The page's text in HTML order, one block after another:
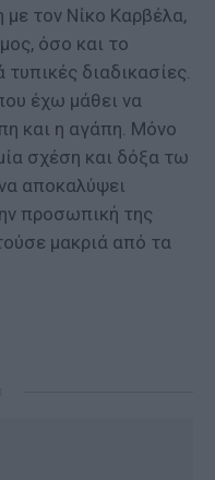
με τον Νίκο Καρβέλα,
όσο και το
διαδικασίες.
έχω μάθει να
και η αγάπη. Μόνο
σχέση και δόξα τω
αποκαλύψει
προσωπική της
μακριά από τα